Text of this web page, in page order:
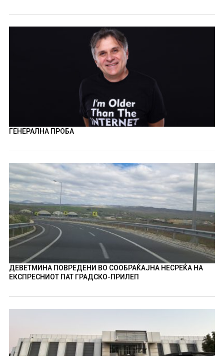
ГЕНЕРАЛНА ПРОБА
ДЕВЕТМИНА ПОВРЕДЕНИ ВО СООБРАЌАЈНА НЕСРЕЌА НА
ЕКСПРЕСНИОТ ПАТ ГРАДСКО-ПРИЛЕП